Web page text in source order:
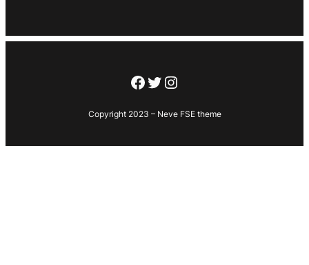
Facebook
Twitter
Instagram
Copyright 2023 – Neve FSE theme